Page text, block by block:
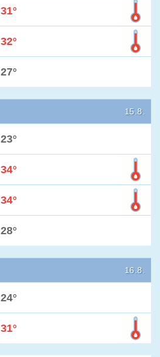
31°
32°
27°
15.8.
23°
34°
34°
28°
16.8.
24°
31°